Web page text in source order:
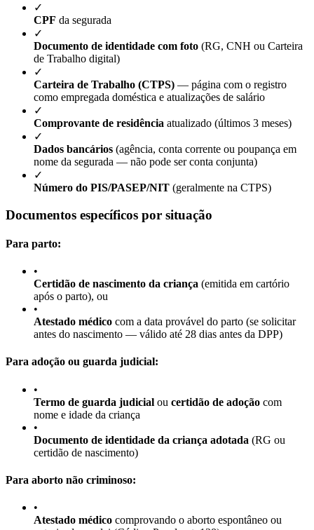
✓
CPF da segurada
✓
Documento de identidade com foto (RG, CNH ou Carteira
de Trabalho digital)
✓
Carteira de Trabalho (CTPS) — página com o registro
como empregada doméstica e atualizações de salário
✓
Comprovante de residência atualizado (últimos 3 meses)
✓
Dados bancários (agência, conta corrente ou poupança em
nome da segurada — não pode ser conta conjunta)
✓
Número do PIS/PASEP/NIT (geralmente na CTPS)
Documentos específicos por situação
Para parto:
•
Certidão de nascimento da criança (emitida em cartório
após o parto), ou
•
Atestado médico com a data provável do parto (se solicitar
antes do nascimento — válido até 28 dias antes da DPP)
Para adoção ou guarda judicial:
•
Termo de guarda judicial ou certidão de adoção com
nome e idade da criança
•
Documento de identidade da criança adotada (RG ou
certidão de nascimento)
Para aborto não criminoso:
•
Atestado médico comprovando o aborto espontâneo ou